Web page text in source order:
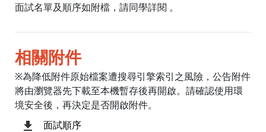
面試名單及順序如附檔，請同學詳閱 。
相關附件
※為降低附件原始檔案遭搜尋引擎索引之風險，公告附件
將由瀏覽器先下載至本機暫存後再開啟。請確認使用環
境安全後，再決定是否開啟附件。
面試順序